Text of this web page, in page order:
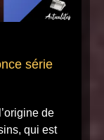
série
de
qui est